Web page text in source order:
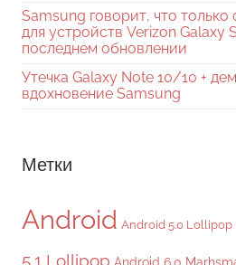
Samsung говорит, что
для устройств Verizon Galaxy
последнем обновлении
Утечка Galaxy Note 10/10 +
вдохновение Samsung
Метки
Android Android 5.0 Lollipop
5.1 Lollipop Android 6.0